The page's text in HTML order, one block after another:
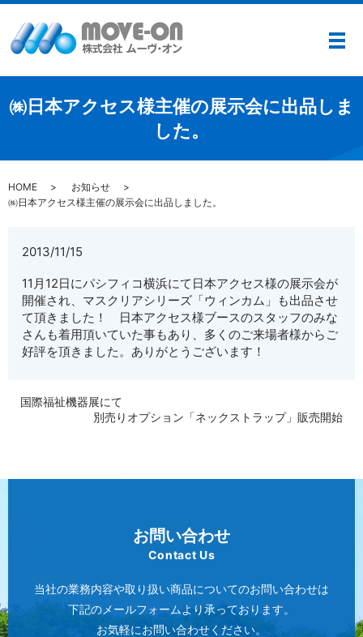
メ
㈱日本アクセス様主催の展示会に出品しま
した。
HOME
お知らせ
㈱日本アクセス様主催の展示会に出品しました。
2013/11/15
11月12日にパシフィコ横浜にて日本アクセス様の展示会が
開催され、マスクリアシリーズ「ウィンカム」も出品させ
て頂きました！ 日本アクセス様ブースのスタッフのみな
さんも着用頂いていた事もあり、多くのご来場者様からご
好評を頂きました。ありがとうございます！
国際福祉機器展にて
別売りオプション「ネックストラップ」販売開始
お問い合わせ
Contact Us
当社の業務内容や取り扱い商品についてのお問い合わせは
下記のメールフォームより承っております。
お気軽にお問い合わせください。